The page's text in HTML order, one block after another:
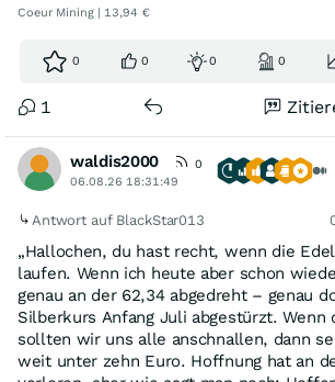
Coeur Mining | 13,94 €
0 0 0 0
1
waldis2000
0
06.08.26 18:31:49
Antwort auf BlackStar013
„Hallochen, du hast recht, wenn die
laufen. Wenn ich heute aber schon
genau an der 62,34 abgedreht – genau
Silberkurs Anfang Juli abgestürzt. Wenn
sollten wir uns alle anschnallen, dann
weit unter zehn Euro. Hoffnung hat an